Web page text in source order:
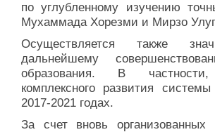
по углубленному изучению
Мухаммада Хорезми и Мирзо
Осуществляется также
дальнейшему
образования. В
комплексного развития
2017-2021 годах.
За счет вновь